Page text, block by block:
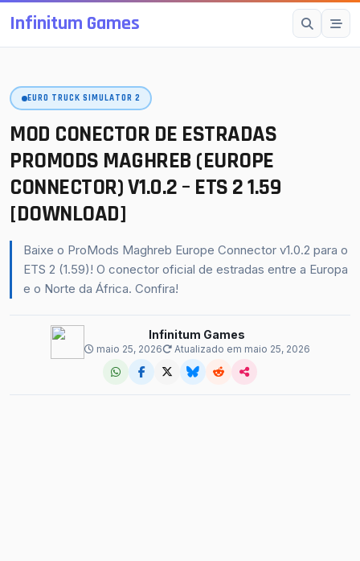
Infinitum Games
SUGESTÕES
Mods OMSI 2
Proton Bus Simulator
Mods ETS 2
Farming Simulator 25
American Truck Simulator
EURO TRUCK SIMULATOR 2
MOD CONECTOR DE ESTRADAS
PROMODS MAGHREB (EUROPE
CONNECTOR) V1.0.2 – ETS 2 1.59
[DOWNLOAD]
Baixe o ProMods Maghreb Europe Connector v1.0.2 para o
ETS 2 (1.59)! O conector oficial de estradas entre a Europa
e o Norte da África. Confira!
Infinitum Games
maio 25, 2026 Atualizado em maio 25, 2026